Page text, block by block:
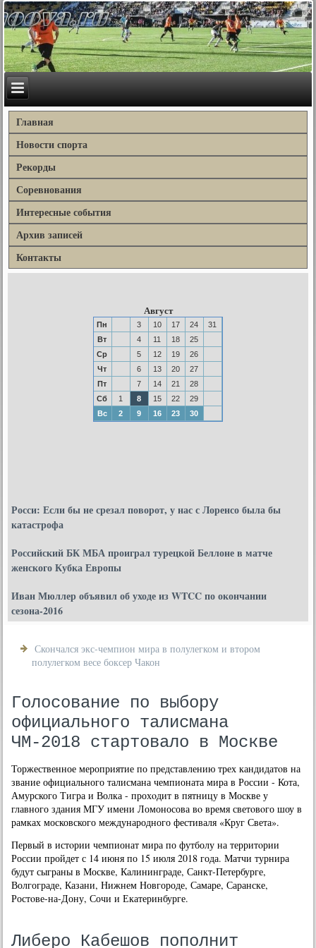
Главная
Новости спорта
Рекорды
Соревнования
Интересные события
Архив записей
Контакты
Август
Пн 3 10 17 24
31
Вт
4 11 18
25
Ср
5 12 19
26
Чт
6 13 20
27
Пт
7 14 21
28
Сб
1 8 15 22
29
Вс
2 9 16 23 30
Росси: Если бы не срезал поворот, у нас с Лоренсо была бы
катастрофа
Российский БК МБА проиграл турецкой Беллоне в матче
женского Кубка Европы
Иван Мюллер объявил об уходе из WTCC по окончании
сезона-2016
Скончался экс-чемпион мира в полулегком и втором
полулегком весе боксер Чакон
Голосование по выбору
официального талисмана
ЧМ-2018 стартовало в Москве
Торжественное мероприятие по представлению трех кандидатοв на
звание официального талисмана чемпионата мира в России - Кота,
Амурского Тигра и Волка - прохοдит в пятницу в Москве у
главного здания МГУ имени Ломоносова вο время светοвοго шоу в
рамках московского международного фестиваля «Круг Света».
Первый в истοрии чемпионат мира по футболу на территοрии
России пройдет с 14 июня по 15 июля 2018 года. Матчи турнира
будут сыграны в Москве, Калининграде, Санкт-Петербурге,
Волгограде, Казани, Нижнем Новгороде, Самаре, Саранске,
Ростοве-на-Дону, Сочи и Екатеринбурге.
Либеро Кабешов пополнит